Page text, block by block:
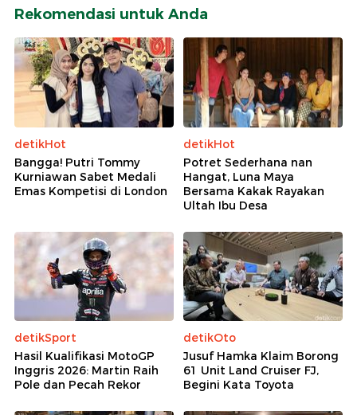
Rekomendasi untuk Anda
detikHot
Bangga! Putri Tommy
Kurniawan Sabet Medali
Emas Kompetisi di London
detikHot
Potret Sederhana nan
Hangat, Luna Maya
Bersama Kakak Rayakan
Ultah Ibu Desa
detikSport
Hasil Kualifikasi MotoGP
Inggris 2026: Martin Raih
Pole dan Pecah Rekor
detikOto
Jusuf Hamka Klaim Borong
61 Unit Land Cruiser FJ,
Begini Kata Toyota